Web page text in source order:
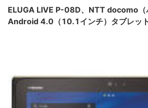
ELUGA LIVE P-08D、NTT docomo（
Android 4.0（10.1インチ）タブレット